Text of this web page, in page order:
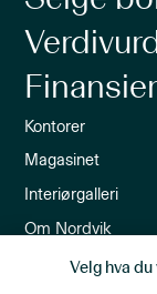
Kontorer
Magasinet
Interiørgalleri
Om Nordvik
Ledige stillinger
Velg hva